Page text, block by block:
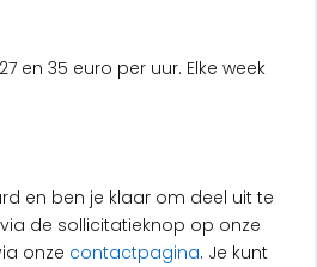
en 35 euro per uur. Elke week
en ben je klaar om deel uit te
de sollicitatieknop op onze
onze contactpagina. Je kunt